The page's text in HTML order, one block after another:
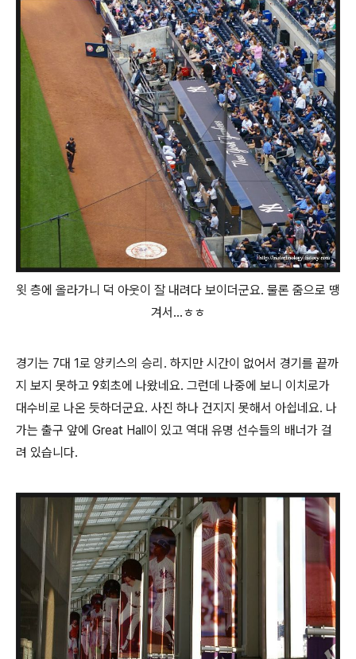
윗 층에 올라가니 덕 아웃이 잘 내려다 보이더군요. 물론 줌으로 땡
겨서...ㅎㅎ
경기는 7대 1로 양키스의 승리. 하지만 시간이 없어서 경기를 끝까
지 보지 못하고 9회초에 나왔네요. 그런데 나중에 보니 이치로가
대수비로 나온 듯하더군요. 사진 하나 건지지 못해서 아쉽네요. 나
가는 출구 앞에 Great Hall이 있고 역대 유명 선수들의 배너가 걸
려 있습니다.